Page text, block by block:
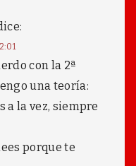
con la 2ª
una teoría:
a la vez, siempre
porque te